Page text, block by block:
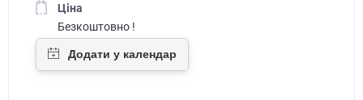
Ціна
Безкоштовно !